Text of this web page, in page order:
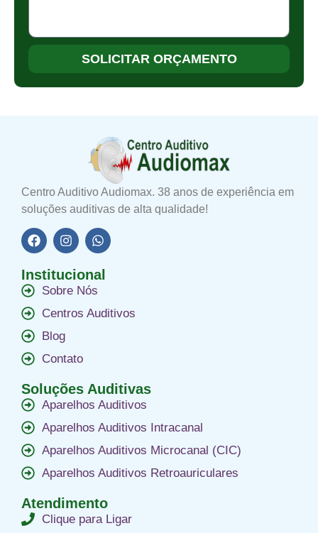
SOLICITAR ORÇAMENTO
Centro Auditivo Audiomax. 38 anos de experiência em
soluções auditivas de alta qualidade!
Institucional
Sobre Nós
Centros Auditivos
Blog
Contato
Soluções Auditivas
Aparelhos Auditivos
Aparelhos Auditivos Intracanal
Aparelhos Auditivos Microcanal (CIC)
Aparelhos Auditivos Retroauriculares
Atendimento
Clique para Ligar